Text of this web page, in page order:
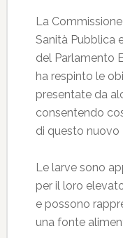
La
Sanità Pubblica
del Parlamento
ha respinto le
presentate da
consentendo
di questo nuovo
Le larve sono
per il loro
e possono
una fonte